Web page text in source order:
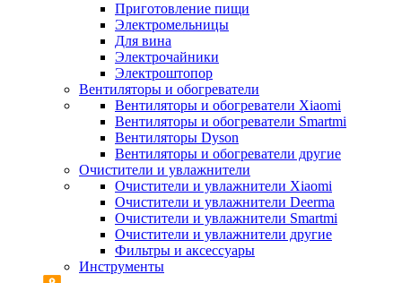
Приготовление пищи
Электромельницы
Для вина
Электрочайники
Электроштопор
Вентиляторы и обогреватели
Вентиляторы и обогреватели Xiaomi
Вентиляторы и обогреватели Smartmi
Вентиляторы Dyson
Вентиляторы и обогреватели другие
Очистители и увлажнители
Очистители и увлажнители Xiaomi
Очистители и увлажнители Deerma
Очистители и увлажнители Smartmi
Очистители и увлажнители другие
Фильтры и аксессуары
Инструменты